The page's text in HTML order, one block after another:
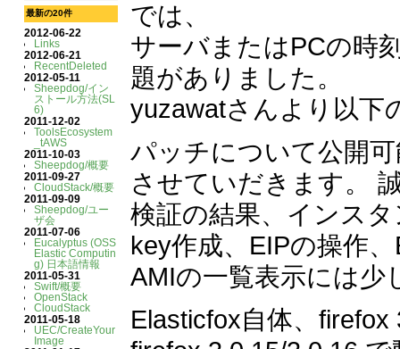
最新の20件
2012-06-22
Links
2012-06-21
RecentDeleted
2012-05-11
Sheepdog/イン
ストール方法(SL
6)
2011-12-02
ToolsEcosystem
_tAWS
2011-10-03
Sheepdog/概要
2011-09-27
CloudStack/概要
2011-09-09
Sheepdog/ユー
ザ会
2011-07-06
Eucalyptus (OSS
Elastic Computin
g) 日本語情報
2011-05-31
Swift/概要
OpenStack
CloudStack
2011-05-18
UEC/CreateYour
Image
では、
サーバまたはPCの時
題がありました。
yuzawatさんより以下
パッチについて公開
させていだきます。
検証の結果、インス
key作成、EIPの操作
AMIの一覧表示には少
Elasticfox自体、